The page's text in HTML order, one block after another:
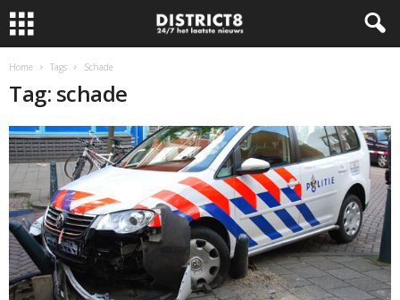
Home Tags Schade
Tag: schade